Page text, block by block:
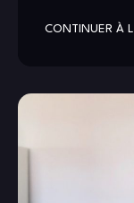
CONTINUER À